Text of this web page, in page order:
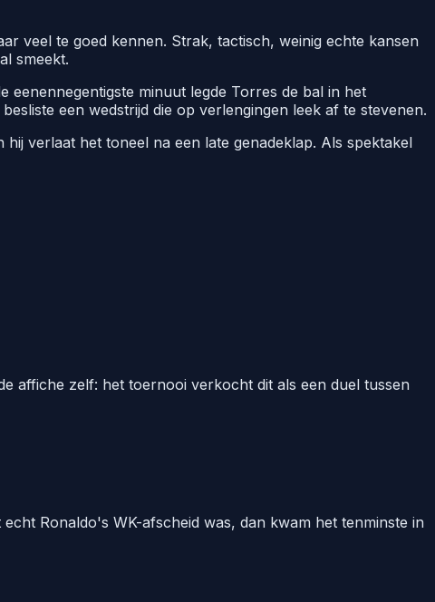
veel te goed kennen. Strak, tactisch, weinig echte kansen
smeekt.
eenennegentigste minuut legde Torres de bal in het
een wedstrijd die op verlengingen leek af te stevenen.
verlaat het toneel na een late genadeklap. Als spektakel
affiche zelf: het toernooi verkocht dit als een duel tussen
Ronaldo's WK-afscheid was, dan kwam het tenminste in